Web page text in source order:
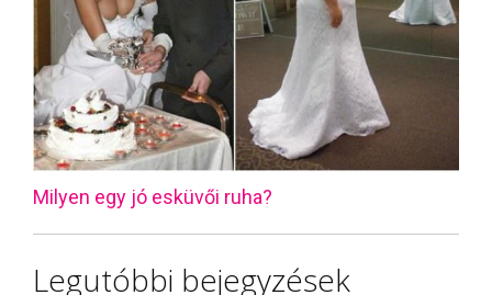
Milyen egy jó esküvői ruha?
Legutóbbi bejegyzések